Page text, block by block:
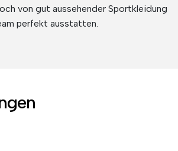
von gut aussehender Sportkleidung
perfekt ausstatten.